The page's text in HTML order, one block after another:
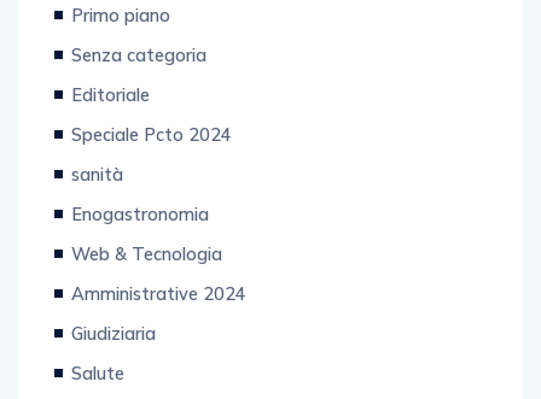
Primo piano
Senza categoria
Editoriale
Speciale Pcto 2024
sanità
Enogastronomia
Web & Tecnologia
Amministrative 2024
Giudiziaria
Salute